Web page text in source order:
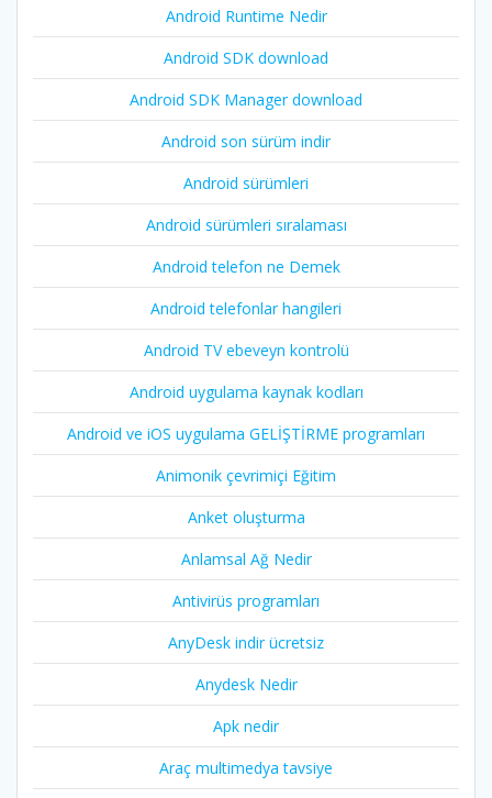
Android Runtime Nedir
Android SDK download
Android SDK Manager download
Android son sürüm indir
Android sürümleri
Android sürümleri sıralaması
Android telefon ne Demek
Android telefonlar hangileri
Android TV ebeveyn kontrolü
Android uygulama kaynak kodları
Android ve iOS uygulama GELİŞTİRME programları
Animonik çevrimiçi Eğitim
Anket oluşturma
Anlamsal Ağ Nedir
Antivirüs programları
AnyDesk indir ücretsiz
Anydesk Nedir
Apk nedir
Araç multimedya tavsiye